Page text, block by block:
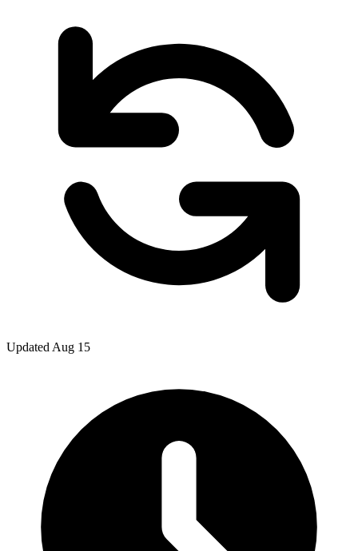
Updated Aug 15